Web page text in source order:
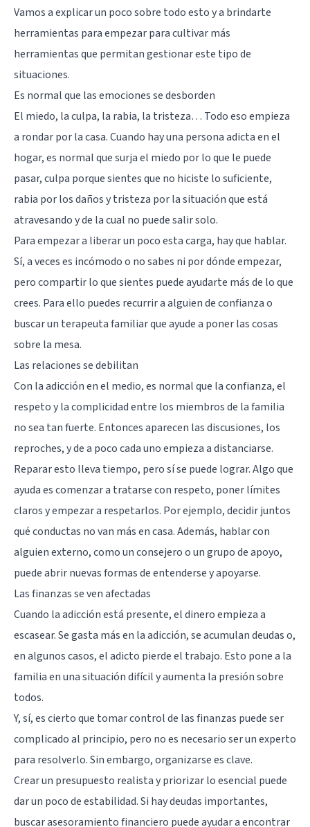
Vamos a explicar un poco sobre todo esto y a brindarte
herramientas para empezar para cultivar más
herramientas que permitan gestionar este tipo de
situaciones.
Es normal que las emociones se desborden
El miedo, la culpa, la rabia, la tristeza… Todo eso empieza
a rondar por la casa. Cuando hay una persona adicta en el
hogar, es normal que surja el miedo por lo que le puede
pasar, culpa porque sientes que no hiciste lo suficiente,
rabia por los daños y tristeza por la situación que está
atravesando y de la cual no puede salir solo.
Para empezar a liberar un poco esta carga, hay que hablar.
Sí, a veces es incómodo o no sabes ni por dónde empezar,
pero compartir lo que sientes puede ayudarte más de lo que
crees. Para ello puedes recurrir a alguien de confianza o
buscar un terapeuta familiar que ayude a poner las cosas
sobre la mesa.
Las relaciones se debilitan
Con la adicción en el medio, es normal que la confianza, el
respeto y la complicidad entre los miembros de la familia
no sea tan fuerte. Entonces aparecen las discusiones, los
reproches, y de a poco cada uno empieza a distanciarse.
Reparar esto lleva tiempo, pero sí se puede lograr. Algo que
ayuda es comenzar a tratarse con respeto, poner límites
claros y empezar a respetarlos. Por ejemplo, decidir juntos
qué conductas no van más en casa. Además, hablar con
alguien externo, como un consejero o un grupo de apoyo,
puede abrir nuevas formas de entenderse y apoyarse.
Las finanzas se ven afectadas
Cuando la adicción está presente, el dinero empieza a
escasear. Se gasta más en la adicción, se acumulan deudas o,
en algunos casos, el adicto pierde el trabajo. Esto pone a la
familia en una situación difícil y aumenta la presión sobre
todos.
Y, sí, es cierto que tomar control de las finanzas puede ser
complicado al principio, pero no es necesario ser un experto
para resolverlo. Sin embargo, organizarse es clave.
Crear un presupuesto realista y priorizar lo esencial puede
dar un poco de estabilidad. Si hay deudas importantes,
buscar asesoramiento financiero puede ayudar a encontrar